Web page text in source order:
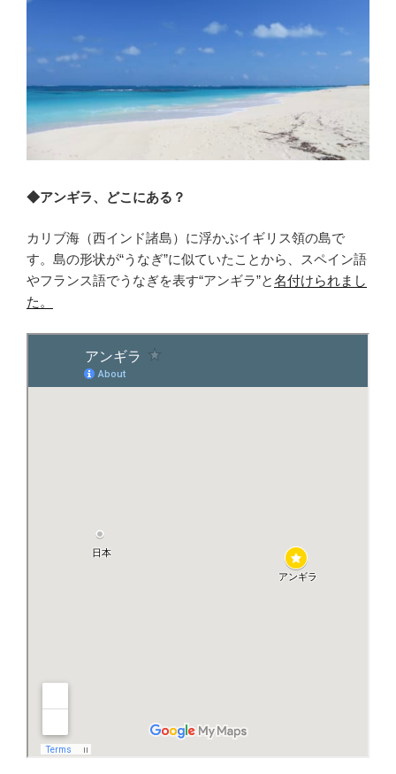
◆アンギラ、どこにある？
カリブ海（西インド諸島）に浮かぶイギリス領の島で
す。島の形状が“うなぎ”に似ていたことから、スペイン語
やフランス語でうなぎを表す“アンギラ”と名付けられまし
た。